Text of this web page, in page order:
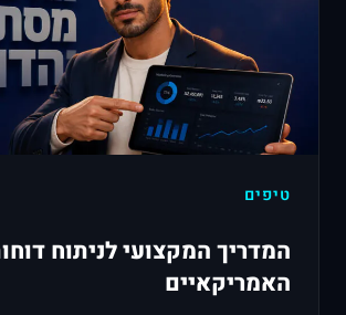
טיפים
המדריך המקצועי לניתוח
האמריקאיים